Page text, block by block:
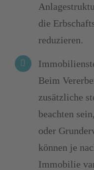
die
reduzieren.
Beim
zusätzliche
beachten
oder
können je
Immobilie